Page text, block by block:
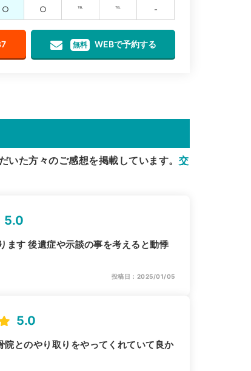
○ ○ ℡ ℡ -
無料 WEBで予約する
た方々のご感想を掲載しています。 交
5.0
ます 後遺症や示談の事を考えると動悸
投稿日：2025/01/05
5.0
とのやり取りをやってくれていて良か